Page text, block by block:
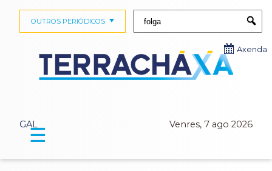
GAL Venres, 7 ago 2026
OUTROS PERIÓDICOS
Axenda
☰